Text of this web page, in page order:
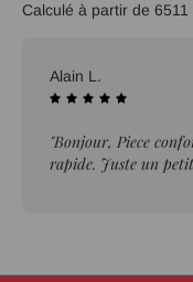
Calculé à partir de 6511
Alain L.
"Bonjour, Piece
rapide. Juste un